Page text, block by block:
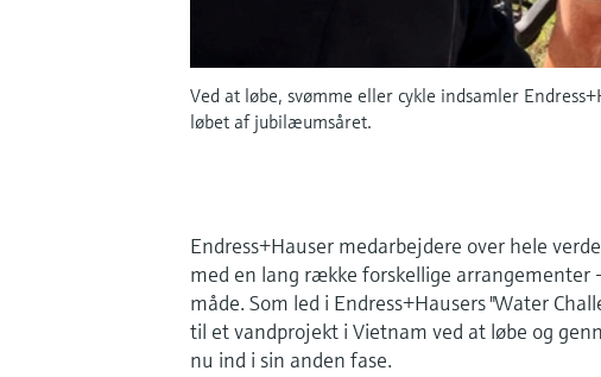
Ved at løbe, svømme eller cykle indsamler
løbet af jubilæumsåret.
Endress+Hauser medarbejdere over hele
med en lang række forskellige arrangementer
måde. Som led i Endress+Hausers "Water
til et vandprojekt i Vietnam ved at løbe og
nu ind i sin anden fase.